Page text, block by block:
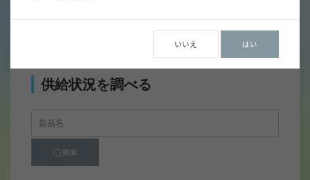
供給状況を調べる
検索
いいえ はい